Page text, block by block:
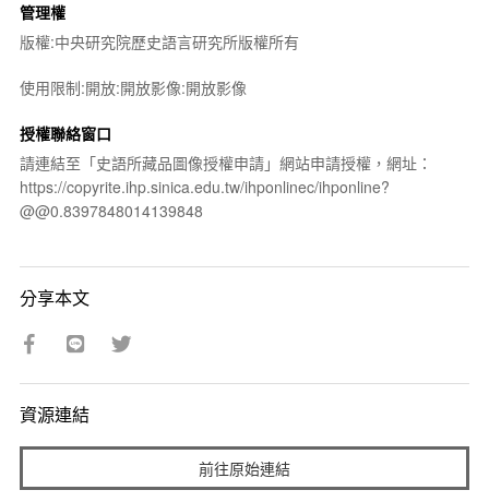
管理權
版權:中央研究院歷史語言研究所版權所有
使用限制:開放:開放影像:開放影像
授權聯絡窗口
請連結至「史語所藏品圖像授權申請」網站申請授權，網址：
https://copyrite.ihp.sinica.edu.tw/ihponlinec/ihponline?
@@0.8397848014139848
分享本文
資源連結
前往原始連結